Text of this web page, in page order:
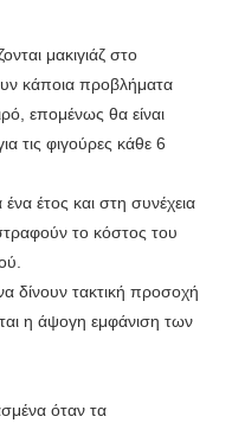
μακιγιάζ στο
κάποια προβλήματα
επομένως θα είναι
τις φιγούρες κάθε 6
έτος και στη συνέχεια
το κόστος του
δίνουν τακτική προσοχή
η άψογη εμφάνιση των
όταν τα